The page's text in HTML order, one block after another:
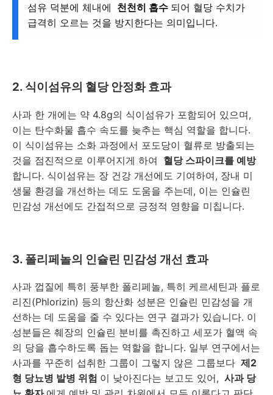
섬유 덕분에 체내에 천천히 흡수 되어 혈당 수치가
급격히 오르는 것을 방지한다는 의미입니다.
2. 식이섬유의 혈당 안정화 효과
사과 한 개에는 약 4.8g의 식이섬유가 포함되어 있으며,
이는 탄수화물 흡수 속도를 늦추는 핵심 역할을 합니다.
이 식이섬유는 소화 과정에서 포도당이 혈류로 방출되는
것을 점진적으로 이루어지게 하여 혈당 스파이크를 예방
합니다. 식이섬유는 장 건강 개선에도 기여하여, 장내 미
생물 환경을 개선하는 데도 도움을 주는데, 이는 인슐린
민감성 개선에도 간접적으로 긍정적 영향을 미칩니다.
3. 폴리페놀의 인슐린 민감성 개선 효과
사과 껍질에 특히 풍부한 폴리페놀, 특히 케르세틴과 플로
리진(Phlorizin) 등의 항산화 성분은 인슐린 민감성을 개
선하는 데 도움을 줄 수 있다는 연구 결과가 있습니다. 이
성분들은 췌장의 인슐린 분비를 촉진하고 세포가 혈액 속
의 당을 흡수하도록 돕는 역할을 합니다. 일부 연구에서는
사과를 꾸준히 섭취한 그룹이 그렇지 않은 그룹보다 제2
형 당뇨병 발병 위험 이 낮아진다는 보고도 있어, 사과 당